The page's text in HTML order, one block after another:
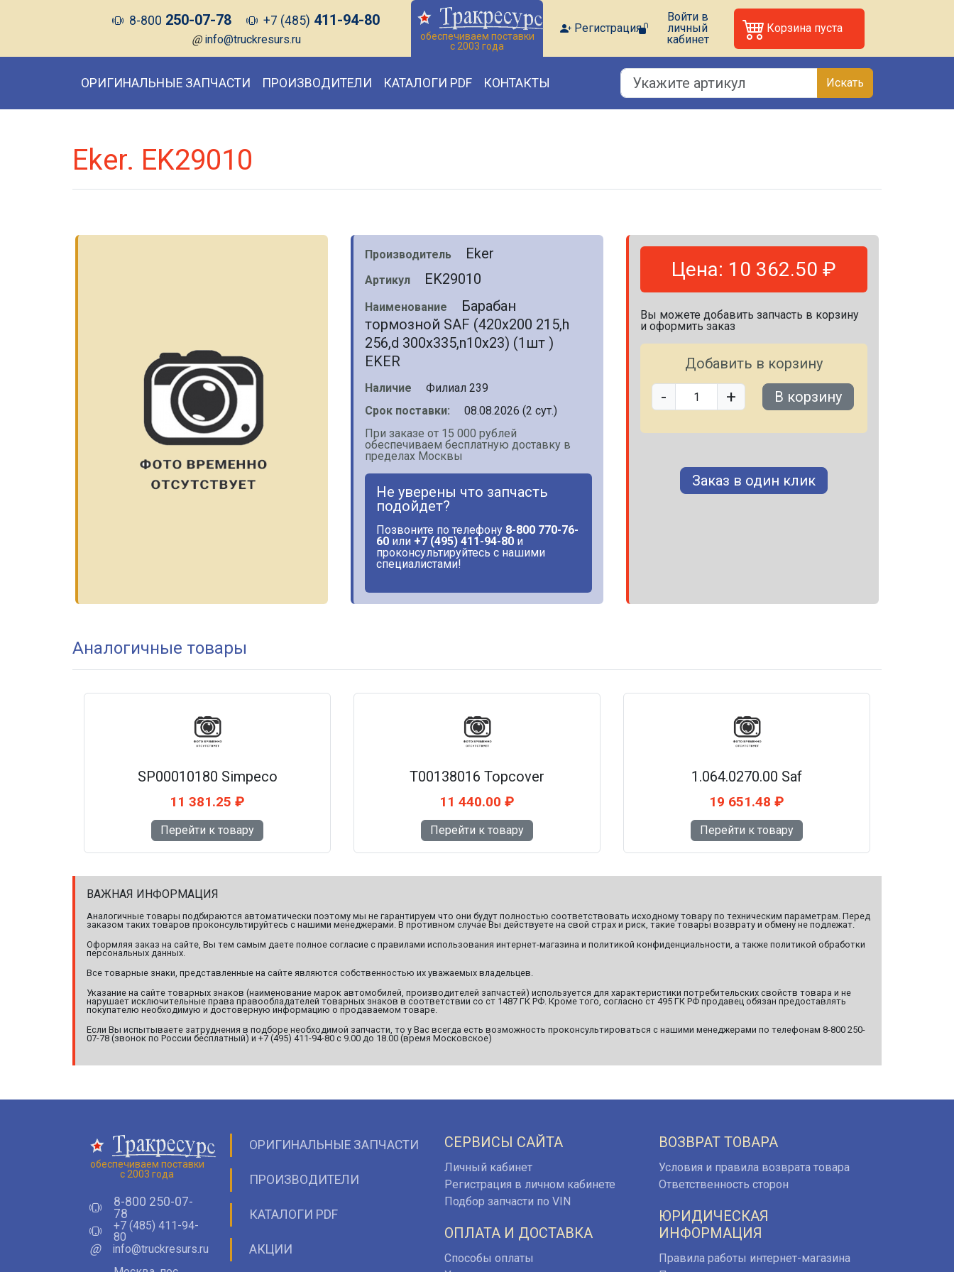
8-800 250-07-78 +7 (485) 411-94-80
@ info@truckresurs.ru
обеспечиваем поставки
с 2003 года
Регистрация
Войти в
личный
кабинет
Корзина пуста
ОРИГИНАЛЬНЫЕ ЗАПЧАСТИ ПРОИЗВОДИТЕЛИ КАТАЛОГИ PDF КОНТАКТЫ Искать
Eker. EK29010
Производитель Eker
Артикул EK29010
Наименование
Барабан
тормозной SAF (420x200 215,h
256,d 300x335,n10x23) (1шт )
EKER
Наличие
Филиал 239
Срок поставки:
08.08.2026 (2 сут.)
При заказе от 15 000 рублей
обеспечиваем бесплатную доставку в
пределах Москвы
Не уверены что запчасть
подойдет?
Позвоните по телефону 8-800 770-76-
60 или +7 (495) 411-94-80 и
проконсультируйтесь с нашими
специалистами!
Цена: 10 362.50 ₽
Вы можете добавить запчасть в корзину
и оформить заказ
Добавить в корзину
- + В корзину
Заказ в один клик
Аналогичные товары
SP00010180 Simpeco
11 381.25 ₽
Перейти к товару
T00138016 Topcover
11 440.00 ₽
Перейти к товару
1.064.0270.00 Saf
19 651.48 ₽
Перейти к товару
ВАЖНАЯ ИНФОРМАЦИЯ
Аналогичные товары подбираются автоматически поэтому мы не гарантируем что они будут полностью соответствовать исходному товару по техническим параметрам. Перед
заказом таких товаров проконсультируйтесь с нашими менеджерами. В противном случае Вы действуете на свой страх и риск, такие товары возврату и обмену не подлежат.
Оформляя заказ на сайте, Вы тем самым даете полное согласие с правилами использования интернет-магазина и политикой конфиденциальности, а также политикой обработки
персональных данных.
Все товарные знаки, представленные на сайте являются собственностью их уважаемых владельцев.
Указание на сайте товарных знаков (наименование марок автомобилей, производителей запчастей) используется для характеристики потребительских свойств товара и не
нарушает исключительные права правообладателей товарных знаков в соответствии со ст 1487 ГК РФ. Кроме того, согласно ст 495 ГК РФ продавец обязан предоставлять
покупателю необходимую и достоверную информацию о продаваемом товаре.
Если Вы испытываете затруднения в подборе необходимой запчасти, то у Вас всегда есть возможность проконсультироваться с нашими менеджерами по телефонам 8-800 250-
07-78 (звонок по России бесплатный) и +7 (495) 411-94-80 с 9.00 до 18.00 (время Московское)
обеспечиваем поставки
с 2003 года
8-800 250-07-
78
+7 (485) 411-94-
80
@
info@truckresurs.ru
ОРИГИНАЛЬНЫЕ ЗАПЧАСТИ
ПРОИЗВОДИТЕЛИ
КАТАЛОГИ PDF
АКЦИИ
СЕРВИСЫ САЙТА
Личный кабинет
Регистрация в личном кабинете
Подбор запчасти по VIN
ОПЛАТА И ДОСТАВКА
Способы оплаты
ВОЗВРАТ ТОВАРА
Условия и правила возврата товара
Ответственность сторон
ЮРИДИЧЕСКАЯ
ИНФОРМАЦИЯ
Правила работы интернет-магазина